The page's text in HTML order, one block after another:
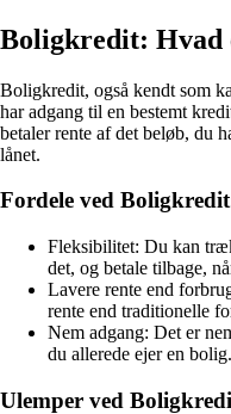
Boligkredit: Hvad
Boligkredit, også kendt som
har adgang til en bestemt
betaler rente af det beløb, du
lånet.
Fordele ved
Fleksibilitet: Du kan
det, og betale tilbage,
Lavere rente end
rente end traditionelle
Nem adgang: Det er
du allerede ejer en bolig.
Ulemper ved